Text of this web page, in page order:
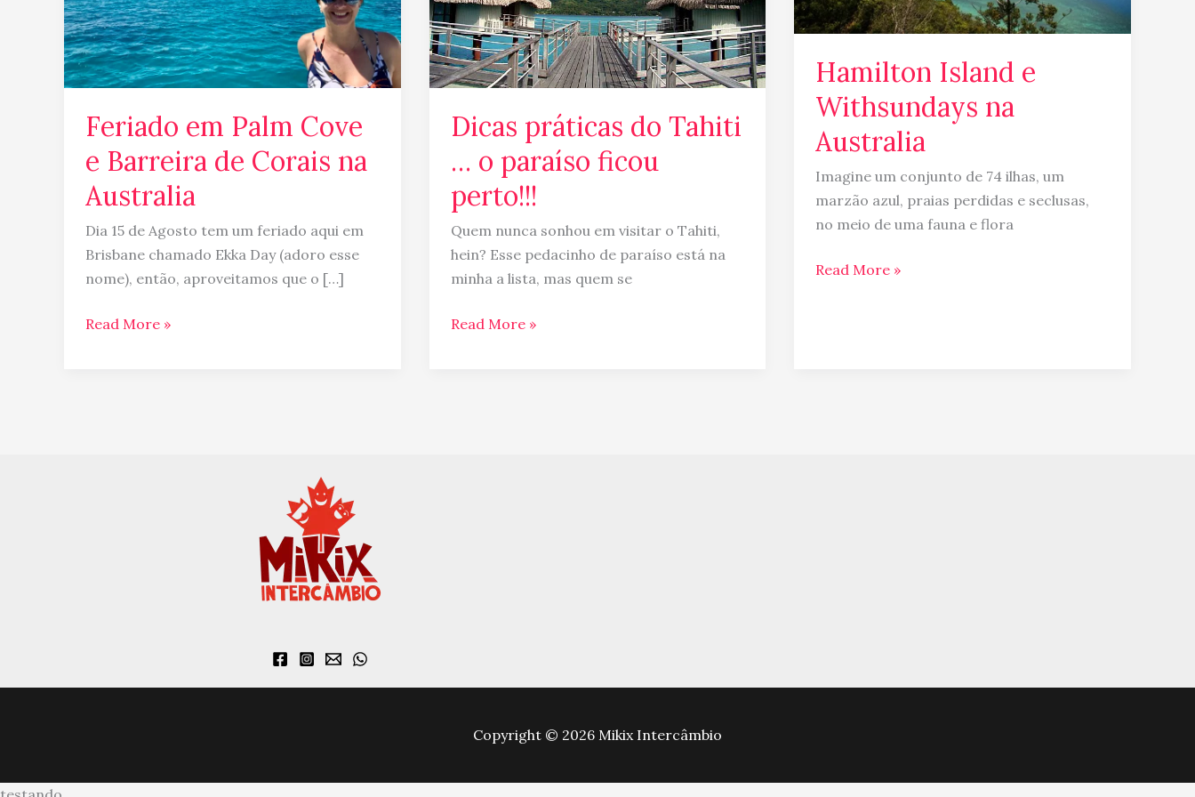
Feriado em Palm Cove
e Barreira de Corais na
Australia
Dia 15 de Agosto tem um feriado aqui em
Brisbane chamado Ekka Day (adoro esse
nome), então, aproveitamos que o […]
Corais
na
Australia
Read More »
Dicas práticas do Tahiti
… o paraíso ficou
perto!!!
Quem nunca sonhou em visitar o Tahiti,
hein? Esse pedacinho de paraíso está na
minha a lista, mas quem se
ficou
perto!!!
Read More »
Hamilton Island e
Withsundays na
Australia
Imagine um conjunto de 74 ilhas, um
marzão azul, praias perdidas e seclusas,
no meio de uma fauna e flora
Read More »
Copyright © 2026 Mikix Intercâmbio